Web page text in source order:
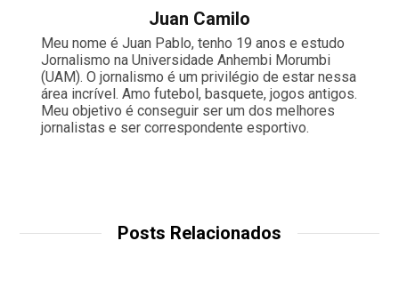
Juan Camilo
Meu nome é Juan Pablo, tenho 19 anos e estudo
Jornalismo na Universidade Anhembi Morumbi
(UAM). O jornalismo é um privilégio de estar nessa
área incrível. Amo futebol, basquete, jogos antigos.
Meu objetivo é conseguir ser um dos melhores
jornalistas e ser correspondente esportivo.
Posts Relacionados